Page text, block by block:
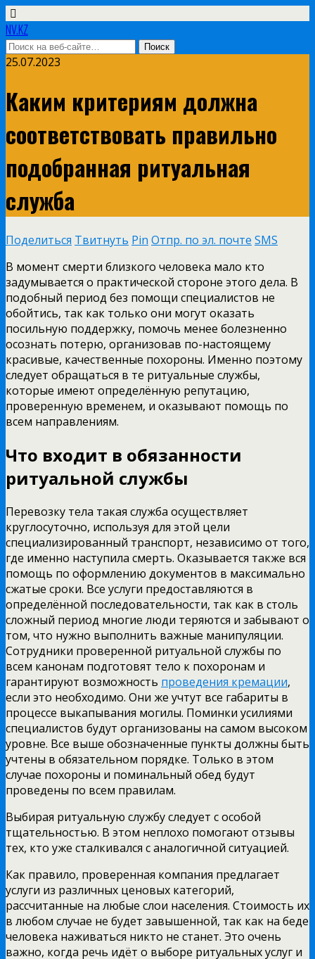
NV.KZ
25.07.2023
Каким критериям должна
соответствовать правильно
подобранная ритуальная
служба
Поделиться Твитнуть Pin Отпр. по эл. почте SMS
В момент смерти близкого человека мало кто
задумывается о практической стороне этого дела. В
подобный период без помощи специалистов не
обойтись, так как только они могут оказать
посильную поддержку, помочь менее болезненно
осознать потерю, организовав по-настоящему
красивые, качественные похороны. Именно поэтому
следует обращаться в те ритуальные службы,
которые имеют определённую репутацию,
проверенную временем, и оказывают помощь по
всем направлениям.
Что входит в обязанности
ритуальной службы
Перевозку тела такая служба осуществляет
круглосуточно, используя для этой цели
специализированный транспорт, независимо от того,
где именно наступила смерть. Оказывается также вся
помощь по оформлению документов в максимально
сжатые сроки. Все услуги предоставляются в
определённой последовательности, так как в столь
сложный период многие люди теряются и забывают о
том, что нужно выполнить важные манипуляции.
Сотрудники проверенной ритуальной службы по
всем канонам подготовят тело к похоронам и
гарантируют возможность проведения кремации,
если это необходимо. Они же учтут все габариты в
процессе выкапывания могилы. Поминки усилиями
специалистов будут организованы на самом высоком
уровне. Все выше обозначенные пункты должны быть
учтены в обязательном порядке. Только в этом
случае похороны и поминальный обед будут
проведены по всем правилам.
Выбирая ритуальную службу следует с особой
тщательностью. В этом неплохо помогают отзывы
тех, кто уже сталкивался с аналогичной ситуацией.
Как правило, проверенная компания предлагает
услуги из различных ценовых категорий,
рассчитанные на любые слои населения. Стоимость их
в любом случае не будет завышенной, так как на беде
человека наживаться никто не станет. Это очень
важно, когда речь идёт о выборе ритуальных услуг и